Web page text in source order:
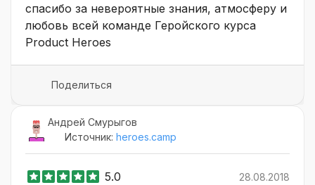
спасибо за невероятные знания, атмосферу и
любовь всей команде Геройского курса
Product Heroes
Поделиться
Андрей Смурыгов
Источник: heroes.camp
5.0 28.08.2018